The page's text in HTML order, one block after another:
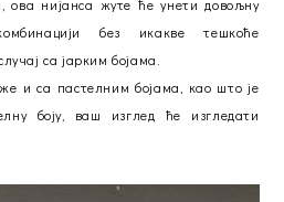
ова нијанса жутe ће унети довољну
без икакве тешкоће
са јарким бојама.
и са пастелним бојама, као што је
боју, ваш изглед ће изгледати